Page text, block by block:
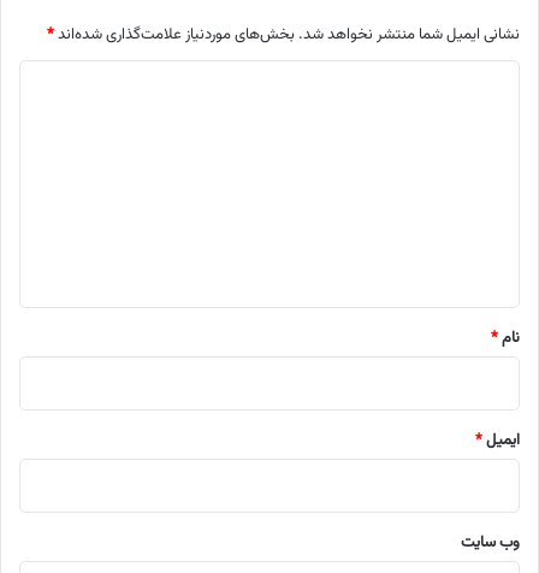
نشانی ایمیل شما منتشر نخواهد شد. بخش‌های موردنیاز علامت‌گذاری شده‌اند*
نام*
ایمیل*
وب‌ سایت